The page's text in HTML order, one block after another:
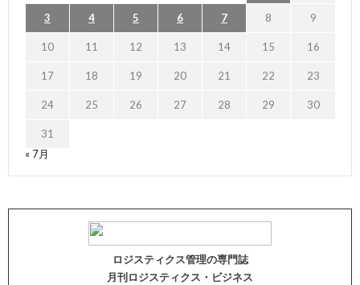
3 4 5 6 7 8 9
10 11 12 13 14 15 16
17 18 19 20 21 22 23
24 25 26 27 28 29 30
31
« 7月
ロジスティクス管理の専門誌
月刊ロジスティクス・ビジネス